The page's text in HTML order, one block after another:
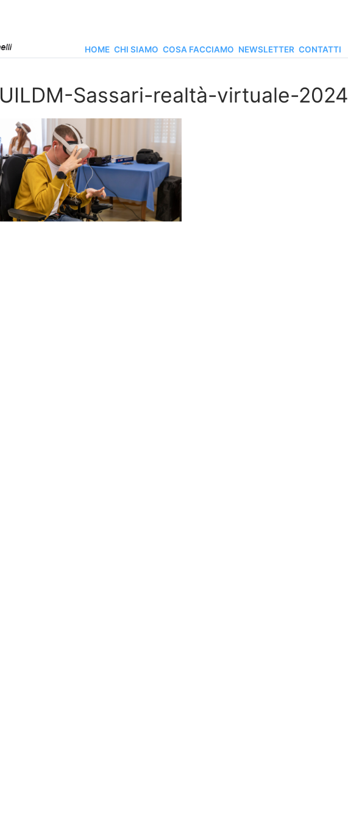
HOME CHI SIAMO COSA FACCIAMO NEWSLETTER CONTATTI
UILDM-Sassari-realtà-virtuale-2024